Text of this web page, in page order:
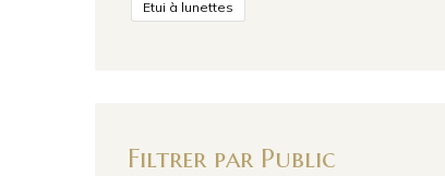
Etui à lunettes
Filtrer par Public